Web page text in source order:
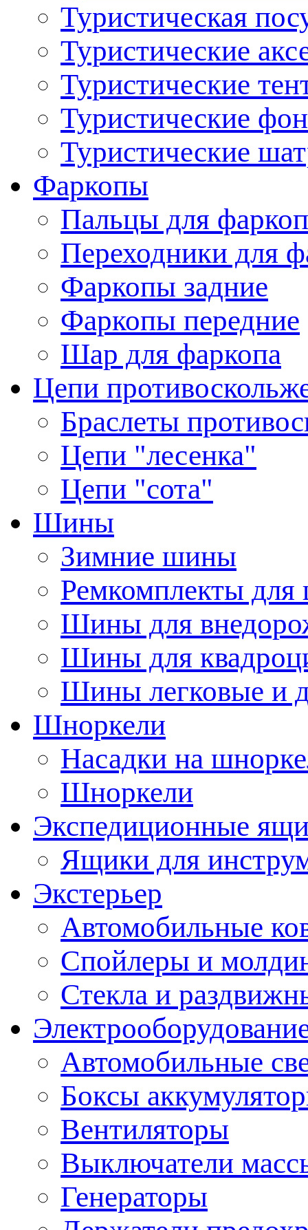
Туристическая
Туристические
Туристические
Туристические
Туристические
Фаркопы
Пальцы для
Переходники для
Фаркопы задние
Фаркопы передние
Шар для фаркопа
Цепи
Браслеты
Цепи "лесенка"
Цепи "сота"
Шины
Зимние шины
Ремкомплекты
Шины для
Шины для
Шины легковые и
Шноркели
Насадки на
Шноркели
Экспедиционные
Ящики для
Экстерьер
Автомобильные
Спойлеры и
Стекла и
Автомобильные
Боксы
Вентиляторы
Выключатели
Генераторы